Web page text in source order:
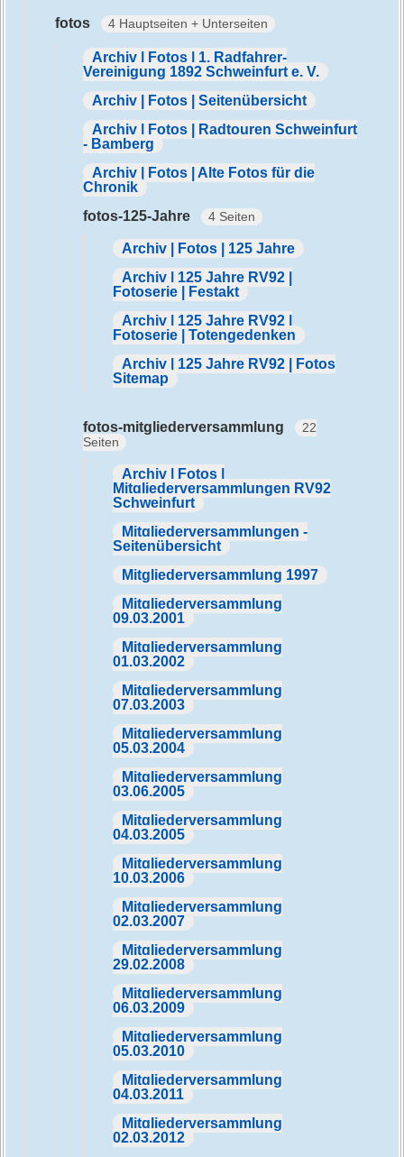
fotos 4 Hauptseiten + Unterseiten
Archiv | Fotos | 1. Radfahrer-
Vereinigung 1892 Schweinfurt e. V.
Archiv | Fotos | Seitenübersicht
Archiv | Fotos | Radtouren Schweinfurt
- Bamberg
Archiv | Fotos | Alte Fotos für die
Chronik
fotos-125-Jahre
4 Seiten
Archiv | Fotos | 125 Jahre
Archiv | 125 Jahre RV92 |
Fotoserie | Festakt
Archiv | 125 Jahre RV92 |
Fotoserie | Totengedenken
Archiv | 125 Jahre RV92 | Fotos
Sitemap
fotos-mitgliederversammlung
22
Seiten
Archiv | Fotos |
Mitgliederversammlungen RV92
Schweinfurt
Mitgliederversammlungen -
Seitenübersicht
Mitgliederversammlung 1997
Mitgliederversammlung
09.03.2001
Mitgliederversammlung
01.03.2002
Mitgliederversammlung
07.03.2003
Mitgliederversammlung
05.03.2004
Mitgliederversammlung
03.06.2005
Mitgliederversammlung
04.03.2005
Mitgliederversammlung
10.03.2006
Mitgliederversammlung
02.03.2007
Mitgliederversammlung
29.02.2008
Mitgliederversammlung
06.03.2009
Mitgliederversammlung
05.03.2010
Mitgliederversammlung
04.03.2011
Mitgliederversammlung
02.03.2012